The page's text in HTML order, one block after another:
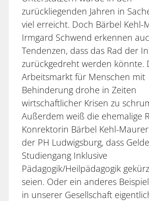
zurückliegenden Jahren in
viel erreicht. Doch Bärbel Kehl-
Irmgard Schwend erkennen
Tendenzen, dass das Rad der
zurückgedreht werden könnte.
Arbeitsmarkt für Menschen mit
Behinderung drohe in Zeiten
wirtschaftlicher Krisen zu
Außerdem weiß die ehemalige
Konrektorin Bärbel Kehl-
der PH Ludwigsburg, dass
Studiengang Inklusive
Pädagogik/Heilpädagogik
seien. Oder ein anderes
in unserer Gesellschaft